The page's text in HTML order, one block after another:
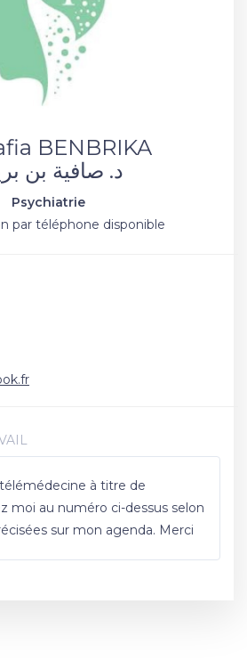
BENBRIKA
د. صافية بن
Psychiatrie
par téléphone disponible
à titre de
moi au numéro ci-dessus selon
sur mon agenda. Merci